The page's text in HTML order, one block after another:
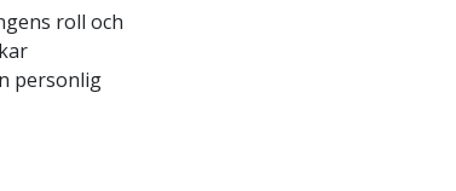
roll och
personlig